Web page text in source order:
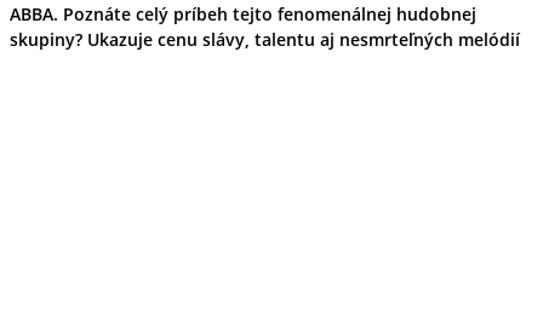
ABBA. Poznáte celý príbeh tejto fenomenálnej hudobnej
skupiny? Ukazuje cenu slávy, talentu aj nesmrteľných melódií